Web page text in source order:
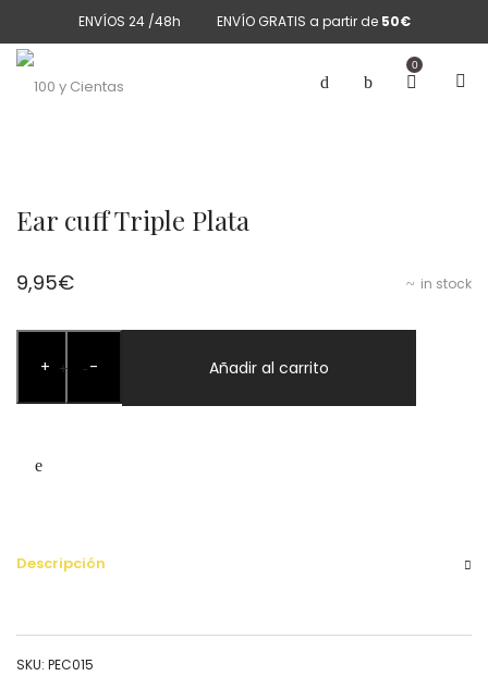
ENVÍOS 24 /48h ENVÍO GRATIS a partir de 50€
0
Ear cuff Triple Plata
in stock
9,95€
+ -cuff
+ - Añadir al carrito
Descripción
SKU: PEC015